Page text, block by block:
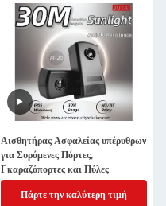
Αισθητήρας Ασφαλείας υπέρυθρων
για Συρόμενες Πόρτες,
Γκαραζόπορτες και Πύλες
Πάρτε την καλύτερη τιμή